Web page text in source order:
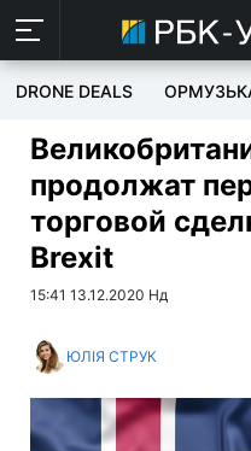
DRONE DEALS
продолжат
торговой
Brexit
15:41 13.12.2020 Нд
ЮЛІЯ СТРУК